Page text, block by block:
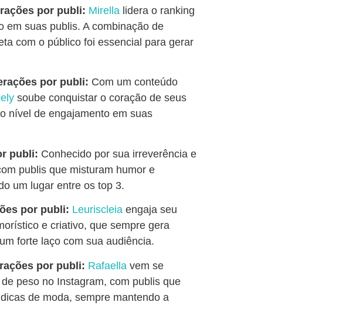
por publi: Mirella lidera o ranking
em suas publis. A combinação de
com o público foi essencial para gerar
por publi: Com um conteúdo
soube conquistar o coração de seus
nível de engajamento em suas
publi: Conhecido por sua irreverência e
publis que misturam humor e
um lugar entre os top 3.
por publi: Leuriscleia engaja seu
e criativo, que sempre gera
forte laço com sua audiência.
por publi: Rafaella vem se
peso no Instagram, com publis que
de moda, sempre mantendo a